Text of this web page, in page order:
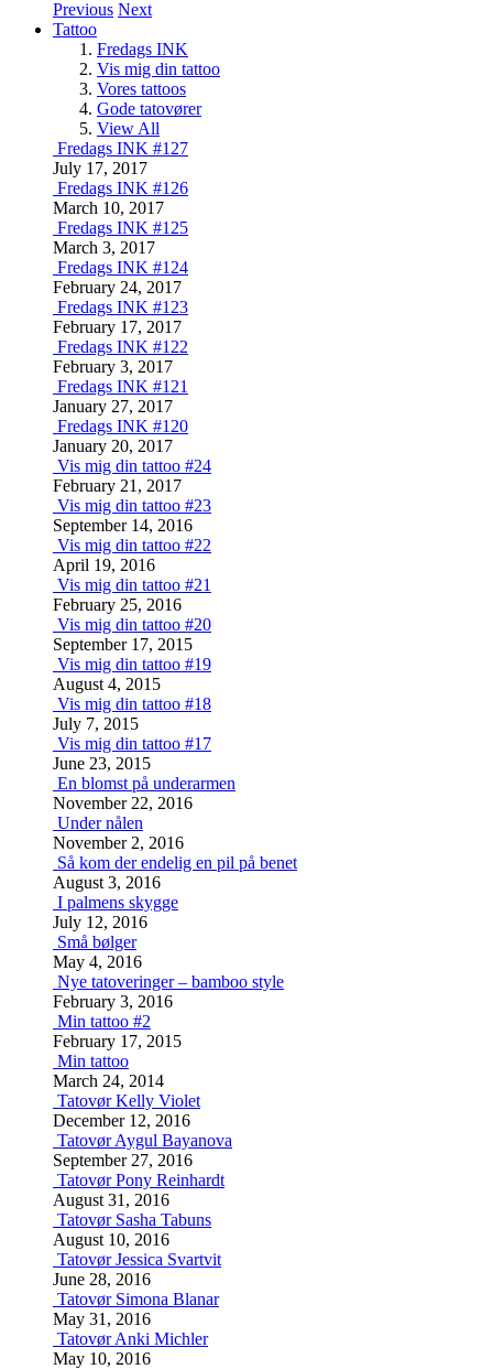
Previous Next
Tattoo
Fredags INK
Vis mig din tattoo
Vores tattoos
Gode tatovører
View All
Fredags INK #127
July 17, 2017
Fredags INK #126
March 10, 2017
Fredags INK #125
March 3, 2017
Fredags INK #124
February 24, 2017
Fredags INK #123
February 17, 2017
Fredags INK #122
February 3, 2017
Fredags INK #121
January 27, 2017
Fredags INK #120
January 20, 2017
Vis mig din tattoo #24
February 21, 2017
Vis mig din tattoo #23
September 14, 2016
Vis mig din tattoo #22
April 19, 2016
Vis mig din tattoo #21
February 25, 2016
Vis mig din tattoo #20
September 17, 2015
Vis mig din tattoo #19
August 4, 2015
Vis mig din tattoo #18
July 7, 2015
Vis mig din tattoo #17
June 23, 2015
En blomst på underarmen
November 22, 2016
Under nålen
November 2, 2016
Så kom der endelig en pil på benet
August 3, 2016
I palmens skygge
July 12, 2016
Små bølger
May 4, 2016
Nye tatoveringer – bamboo style
February 3, 2016
Min tattoo #2
February 17, 2015
Min tattoo
March 24, 2014
Tatovør Kelly Violet
December 12, 2016
Tatovør Aygul Bayanova
September 27, 2016
Tatovør Pony Reinhardt
August 31, 2016
Tatovør Sasha Tabuns
August 10, 2016
Tatovør Jessica Svartvit
June 28, 2016
Tatovør Simona Blanar
May 31, 2016
Tatovør Anki Michler
May 10, 2016